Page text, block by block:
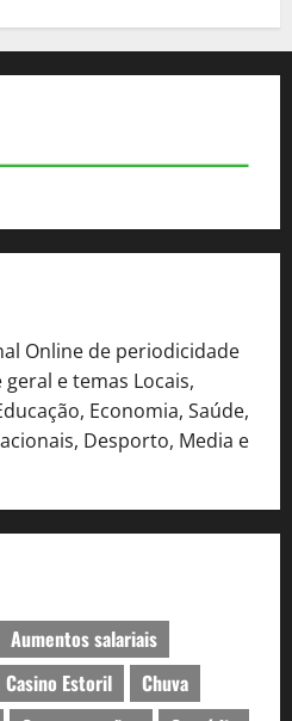
Online de periodicidade
e temas Locais,
Economia, Saúde,
Desporto, Media e
Aumentos salariais
Casino Estoril
Chuva